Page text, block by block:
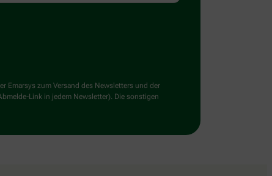
Emarsys zum Versand des Newsletters und der
Link in jedem Newsletter). Die sonstigen